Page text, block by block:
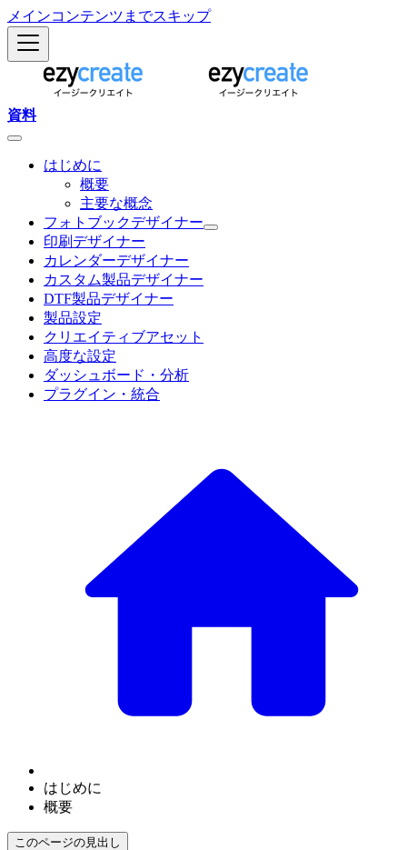
メインコンテンツまでスキップ
資料
はじめに
概要
主要な概念
フォトブックデザイナー
印刷デザイナー
カレンダーデザイナー
カスタム製品デザイナー
DTF製品デザイナー
製品設定
クリエイティブアセット
高度な設定
ダッシュボード・分析
プラグイン・統合
はじめに
概要
このページの見出し